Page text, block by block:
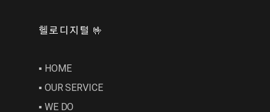
헬로디지털 🤟
▪︎ HOME
▪︎ OUR SERVICE
▪︎ WE DO